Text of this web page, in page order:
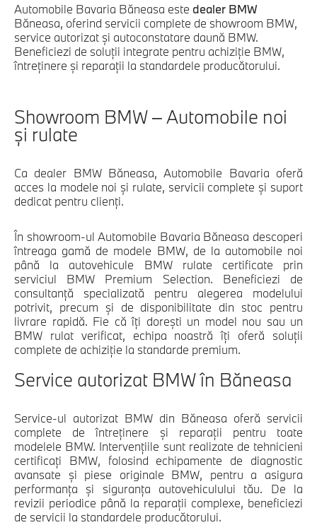
Automobile Bavaria Băneasa este dealer BMW
Băneasa, oferind servicii complete de showroom BMW,
service autorizat și autoconstatare daună BMW.
Beneficiezi de soluții integrate pentru achiziție BMW,
întreținere și reparații la standardele producătorului.
Showroom BMW – Automobile noi
și rulate
Ca dealer BMW Băneasa, Automobile Bavaria oferă
acces la modele noi și rulate, servicii complete și suport
dedicat pentru clienți.
În showroom-ul Automobile Bavaria Băneasa descoperi
întreaga gamă de modele BMW, de la automobile noi
până la autovehicule BMW rulate certificate prin
serviciul BMW Premium Selection. Beneficiezi de
consultanță specializată pentru alegerea modelului
potrivit, precum și de disponibilitate din stoc pentru
livrare rapidă. Fie că îți dorești un model nou sau un
BMW rulat verificat, echipa noastră îți oferă soluții
complete de achiziție la standarde premium.
Service autorizat BMW în Băneasa
Service-ul autorizat BMW din Băneasa oferă servicii
complete de întreținere și reparații pentru toate
modelele BMW. Intervențiile sunt realizate de tehnicieni
certificați BMW, folosind echipamente de diagnostic
avansate și piese originale BMW, pentru a asigura
performanța și siguranța autovehiculului tău. De la
revizii periodice până la reparații complexe, beneficiezi
de servicii la standardele producătorului.